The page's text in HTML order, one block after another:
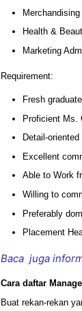
Health &
Marketing
Requirement:
Fresh
Proficient Ms.
Detail-
Excellent
Able to Work
Willing to
Preferably
Placement
Baca juga
Cara daftar
Buat rekan-rekan